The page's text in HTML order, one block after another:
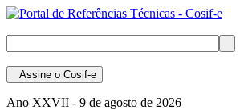
Assine o Cosif-e
Ano XXVII - 9 de agosto de 2026